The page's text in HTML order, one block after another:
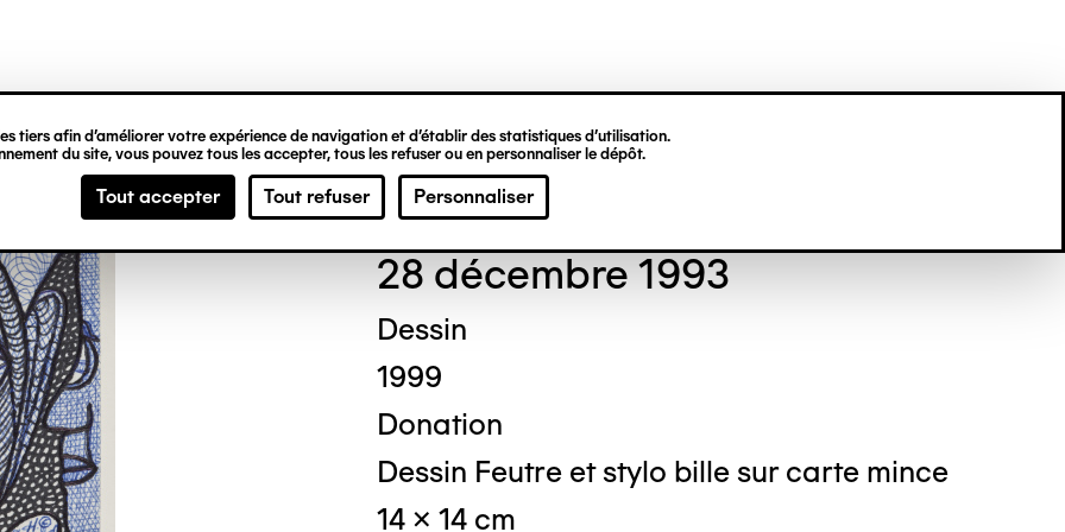
tiers afin d’améliorer votre expérience de navigation et d’établir des statistiques d’utilisation.
du site, vous pouvez tous les accepter, tous les refuser ou en personnaliser le dépôt.
Tout accepter Tout refuser Personnaliser
Ted GORDON
28 décembre 1993
Dessin
1999
Donation
Dessin Feutre et stylo bille sur carte mince
14 x 14 cm